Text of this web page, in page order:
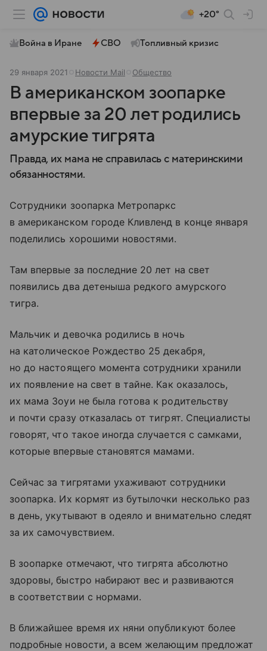
+20°
Война в Иране СВО Топливный кризис
29 января 2021 Новости Mail Общество
В американском зоопарке
впервые за 20 лет родились
амурские тигрята
Правда, их мама не справилась с материнскими
обязанностями.
Сотрудники зоопарка Метропаркс
в американском городе Кливленд в конце января
поделились хорошими новостями.
Там впервые за последние 20 лет на свет
появились два детеныша редкого амурского
тигра.
Мальчик и девочка родились в ночь
на католическое Рождество 25 декабря,
но до настоящего момента сотрудники хранили
их появление на свет в тайне. Как оказалось,
их мама Зоуи не была готова к родительству
и почти сразу отказалась от тигрят. Специалисты
говорят, что такое иногда случается с самками,
которые впервые становятся мамами.
Сейчас за тигрятами ухаживают сотрудники
зоопарка. Их кормят из бутылочки несколько раз
в день, укутывают в одеяло и внимательно следят
за их самочувствием.
В зоопарке отмечают, что тигрята абсолютно
здоровы, быстро набирают вес и развиваются
в соответствии с нормами.
В ближайшее время их няни опубликуют более
подробные новости, а всем желающим предложат